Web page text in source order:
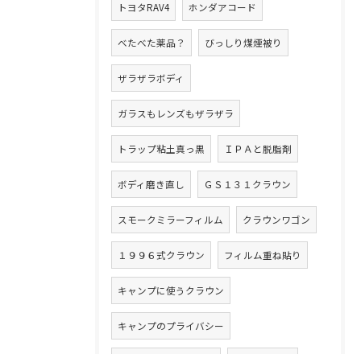
トヨタRAV4 ホンダアコード
べたべた薬品？ びっしり煤煙被り
ザラザラボディ
ガラスもレンズもザラザラ
トラップ粘土真っ黒 ＩＰＡと脱脂剤
ボディ磨き直し ＧＳ１３１クラウン
スモークミラーフィルム クラウンワゴン
１９９６式クラウン フィルム重ね貼り
キャンプに使うクラウン
キャンプのプライバシー